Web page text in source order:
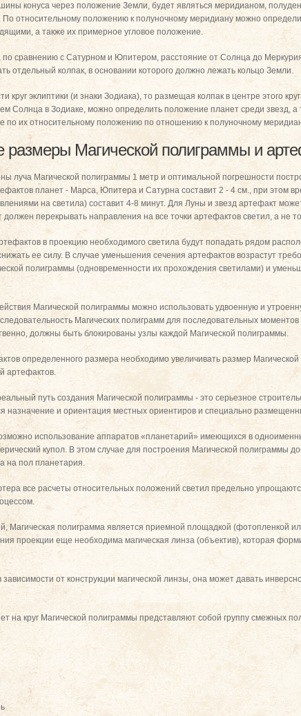
конуса через положение Земли, будет являться меридианом,
относительному положению к полуночному меридиану можно
а также их примерное угловое положение.
по сравнению с Сатурном и Юпитером, расстояние от Солнца до
отдельный колпак, в основании которого должно лежать кольцо Земли.
круг эклиптики (и знаки Зодиака), то размещая колпак в центре этого
Солнца в Зодиаке, можно определить положение планет среди звезд, а
по их относительному положению по отношению к полуночному
размеры Магической полиграммы и
луча Магической полиграммы 1 метр и оптимальной погрешности
планет - Марса, Юпитера и Сатурна составит 2 - 4 см., при этом
на светила) составит 4-8 минут. Для Луны и звезд артефакт
перекрывать направления на все точки артефактов светил, а не
в проекцию необходимого светила будут попадать рядом
ее силу. В случае уменьшения сечения артефактов возрастут
полиграммы (одновременности их прохождения светилами) и
Магической полиграммы можно использовать удвоенную и
Магических полиграмм для последовательных моментов
должны быть блокированы узлы каждой Магической полиграммы.
определенного размера необходимо увеличивать размер
артефактов.
путь создания Магической полиграммы - это серьезное
назначение и ориентация местных ориентиров и специально
использование аппаратов «планетарий» имеющихся в
купол. В этом случае для построения Магической полиграммы
на пол планетария.
все расчеты относительных положений светил предельно
Магическая полиграмма является приемной площадкой (фотопленкой
проекции еще необходима магическая линза (объектив), которая
от конструкции магической линзы, она может давать
на круг Магической полиграммы представляют собой группу смежных